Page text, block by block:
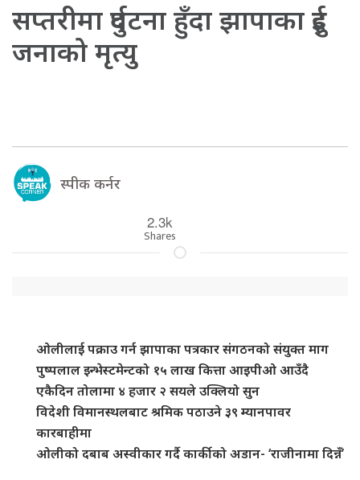
सप्तरीमा दुर्घटना हुँदा झापाका दुई
जनाको मृत्यु
स्पीक कर्नर
2.3k
Shares
ओलीलाई पक्राउ गर्न झापाका पत्रकार संगठनको संयुक्त माग
पुष्पलाल इन्भेस्टमेन्टको १५ लाख कित्ता आइपीओ आउँदै
एकैदिन तोलामा ४ हजार २ सयले उक्लियो सुन
विदेशी विमानस्थलबाट श्रमिक पठाउने ३९ म्यानपावर
कारबाहीमा
ओलीको दबाब अस्वीकार गर्दै कार्कीको अडान- ‘राजीनामा दिन्नँ’